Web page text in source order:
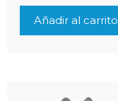
Añadir al carrito